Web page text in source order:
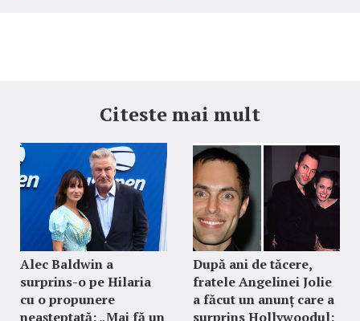
Citeste mai mult
Alec Baldwin a
surprins-o pe Hilaria
cu o propunere
neașteptată: „Mai fă un
După ani de tăcere,
fratele Angelinei Jolie
a făcut un anunț care a
surprins Hollywoodul: